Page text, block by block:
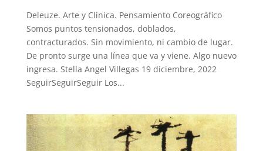
Deleuze. Arte y Clínica. Pensamiento Coreográfico
Somos puntos tensionados, doblados,
contracturados. Sin movimiento, ni cambio de lugar.
De pronto surge una línea que va y viene. Algo nuevo
ingresa. Stella Angel Villegas 19 diciembre, 2022
SeguirSeguirSeguir Los...